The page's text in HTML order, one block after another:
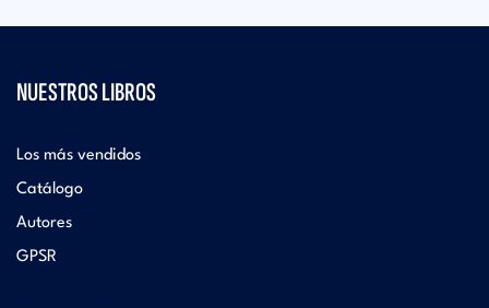
NUESTROS LIBROS
Los más vendidos
Catálogo
Autores
GPSR